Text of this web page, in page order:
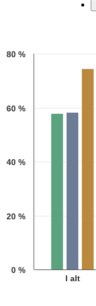
I alt
0 %
20 %
40 %
60 %
80 %